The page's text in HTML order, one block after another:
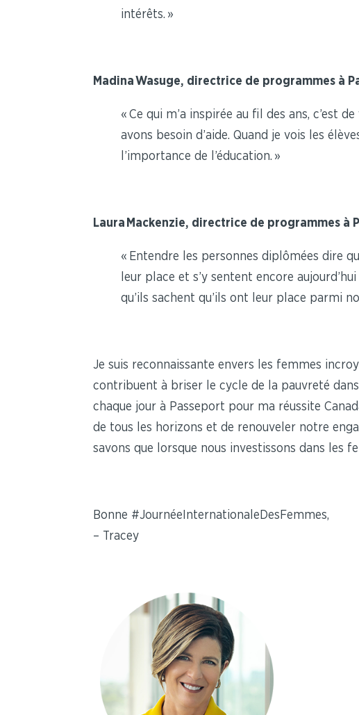
intérêts. »
Madina Wasuge, directrice de programmes à
« Ce qui m’a inspirée au fil des ans, c’est
avons besoin d’aide. Quand je vois les
l’importance de l’éducation. »
Laura Mackenzie, directrice de programmes à
« Entendre les personnes diplômées dire
leur place et s’y sentent encore
qu’ils sachent qu’ils ont leur place parmi
Je suis reconnaissante envers les femmes
contribuent à briser le cycle de la pauvreté
chaque jour à Passeport pour ma réussite
de tous les horizons et de renouveler notre
savons que lorsque nous investissons dans les
Bonne #JournéeInternationaleDesFemmes,
– Tracey